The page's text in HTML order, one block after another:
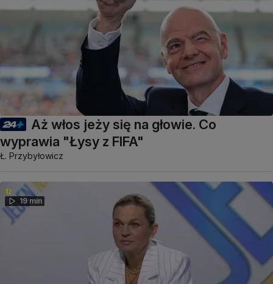
Aż włos jeży się na głowie. Co
wyprawia "Łysy z FIFA"
Ł. Przybyłowicz
19 min